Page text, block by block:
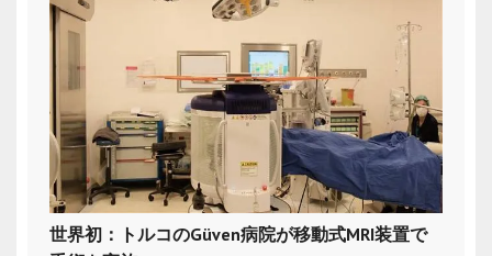
世界初：トルコのGüven病院が移動式MRI装置で